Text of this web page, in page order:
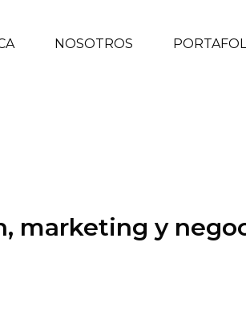
NOSOTROS
marketing y